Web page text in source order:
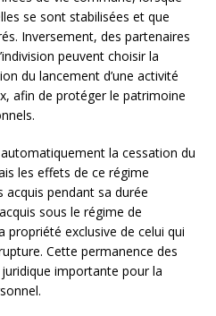
se sont stabilisées et que
Inversement, des partenaires
peuvent choisir la
du lancement d’une activité
afin de protéger le patrimoine
la cessation du
les effets de ce régime
pendant sa durée
sous le régime de
propriété exclusive de celui qui
Cette permanence des
importante pour la